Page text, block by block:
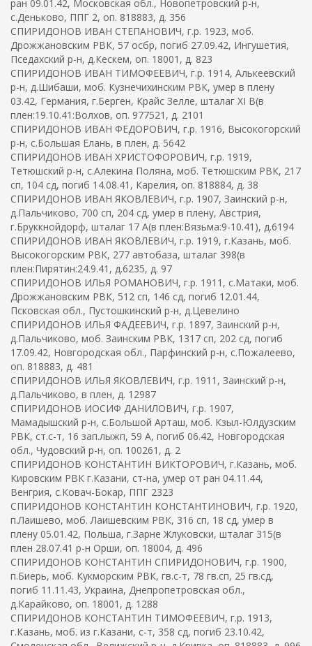
ран 09.01.42, Московская обл., Новопетровский р-н,
с.Деньково, ППГ 2, оп. 818883, д. 356
СПИРИДОНОВ ИВАН СТЕПАНОВИЧ, г.р. 1923, моб.
Дрожжановским РВК, 57 осбр, погиб 27.09.42, Ингушетия,
Пседахский р-н, д.Кескем, оп. 18001, д. 823
СПИРИДОНОВ ИВАН ТИМОФЕЕВИЧ, г.р. 1914, Алькеевский
р-н, д.Шибаши, моб. Кузнечихинским РВК, умер в плену
03.42, Германия, г.Берген, Крайс Зелле, шталаг XI B(в
плен:19.10.41:Волхов, оп. 977521, д. 2101
СПИРИДОНОВ ИВАН ФЕДОРОВИЧ, г.р. 1916, Высокогорский
р-н, с.Большая Елань, в плен, д. 5642
СПИРИДОНОВ ИВАН ХРИСТОФОРОВИЧ, г.р. 1919,
Тетюшский р-н, с.Алекина Поляна, моб. Тетюшским РВК, 217
сп, 104 сд, погиб 14.08.41, Карелия, оп. 818884, д. 38
СПИРИДОНОВ ИВАН ЯКОВЛЕВИЧ, г.р. 1907, Заинский р-н,
д.Пальчиково, 700 сп, 204 сд, умер в плену, Австрия,
г.Бруккнойдорф, шталаг 17 А(в плен:Вязьма:9-10.41), д.6194
СПИРИДОНОВ ИВАН ЯКОВЛЕВИЧ, г.р. 1919, г.Казань, моб.
Высокогорским РВК, 277 автобаза, шталаг 398(в
плен:Пирятин:24.9.41, д.6235, д. 97
СПИРИДОНОВ ИЛЬЯ РОМАНОВИЧ, г.р. 1911, с.Матаки, моб.
Дрожжановским РВК, 512 сп, 146 сд, погиб 12.01.44,
Псковская обл., Пустошкинский р-н, д.Цевелино
СПИРИДОНОВ ИЛЬЯ ФАДЕЕВИЧ, г.р. 1897, Заинский р-н,
д.Пальчиково, моб. Заинским РВК, 1317 сп, 202 сд, погиб
17.09.42, Новгородская обл., Парфинский р-н, с.Пожалеево,
оп. 818883, д. 481
СПИРИДОНОВ ИЛЬЯ ЯКОВЛЕВИЧ, г.р. 1911, Заинский р-н,
д.Пальчиково, в плен, д. 12987
СПИРИДОНОВ ИОСИФ ДАНИЛОВИЧ, г.р. 1907,
Мамадышский р-н, с.Большой Арташ, моб. Кзыл-Юлдузским
РВК, ст.с-т, 16 зап.лыжп, 59 А, погиб 06.42, Новгородская
обл., Чудовский р-н, оп. 100261, д. 2
СПИРИДОНОВ КОНСТАНТИН ВИКТОРОВИЧ, г.Казань, моб.
Кировским РВК г.Казани, ст-на, умер от ран 04.11.44,
Венгрия, с.Ковач-Бокар, ППГ 2323
СПИРИДОНОВ КОНСТАНТИН КОНСТАНТИНОВИЧ, г.р. 1920,
п.Лаишево, моб. Лаишевским РВК, 316 сп, 18 сд, умер в
плену 05.01.42, Польша, г.Зарне Жлуковски, шталаг 315(в
плен 28.07.41 р-н Орши, оп. 18004, д. 496
СПИРИДОНОВ КОНСТАНТИН СПИРИДОНОВИЧ, г.р. 1900,
п.Биерь, моб. Кукморским РВК, гв.с-т, 78 гв.сп, 25 гв.сд,
погиб 11.11.43, Украина, Днепропетровская обл.,
д.Карайково, оп. 18001, д. 1288
СПИРИДОНОВ КОНСТАНТИН ТИМОФЕЕВИЧ, г.р. 1913,
г.Казань, моб. из г.Казани, с-т, 358 сд, погиб 23.10.42,